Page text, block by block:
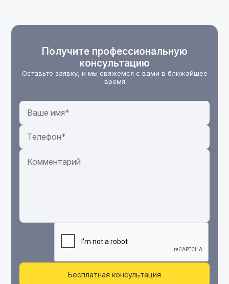
Получите профессиональную
консультацию
Оставьте заявку, и мы свяжемся с вами в ближайшее
время
Бесплатная консультация